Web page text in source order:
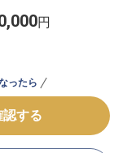
円
ったら
する